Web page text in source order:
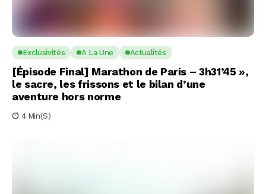
Exclusivités A La Une Actualités
[Épisode Final] Marathon de Paris – 3h31’45 »,
le sacre, les frissons et le bilan d’une
aventure hors norme
4 Min(s)